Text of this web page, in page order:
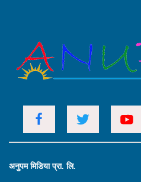
अनुपम मिडिया प्रा. लि.